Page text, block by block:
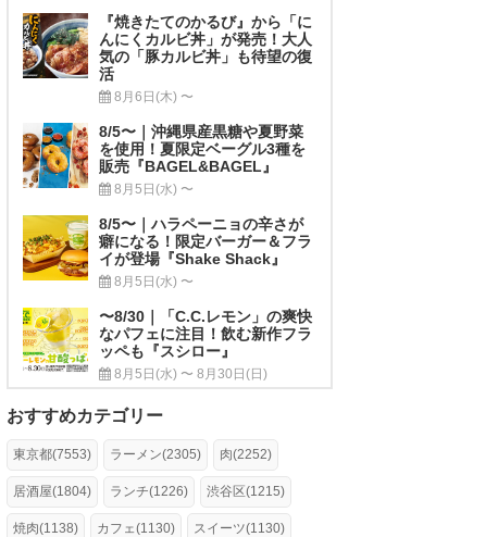
『焼きたてのかるび』から「に
んにくカルビ丼」が発売！大人
気の「豚カルビ丼」も待望の復
活
8月6日(木) 〜
8/5〜｜沖縄県産黒糖や夏野菜
を使用！夏限定ベーグル3種を
販売『BAGEL&BAGEL』
8月5日(水) 〜
8/5〜｜ハラペーニョの辛さが
癖になる！限定バーガー＆フラ
イが登場『Shake Shack』
8月5日(水) 〜
〜8/30｜「C.C.レモン」の爽快
なパフェに注目！飲む新作フラ
ッペも『スシロー』
8月5日(水) 〜 8月30日(日)
おすすめカテゴリー
東京都(7553) ラーメン(2305) 肉(2252)
居酒屋(1804) ランチ(1226) 渋谷区(1215)
焼肉(1138) カフェ(1130) スイーツ(1130)